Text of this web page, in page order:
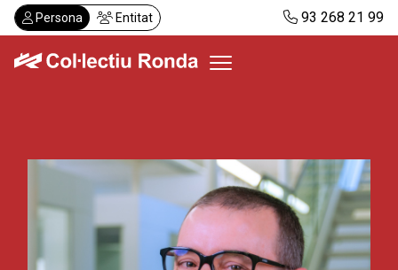
Vés
al
contingut
Persona Entitat 93 268 21 99
Serveis
Despatxos
Demanar visita